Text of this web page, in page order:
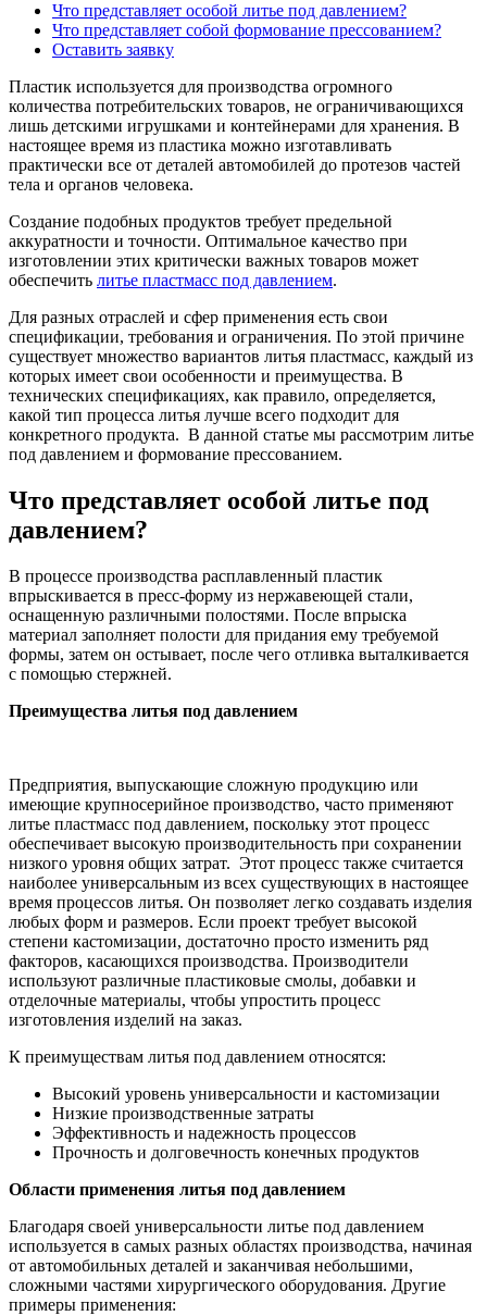
Что представляет особой литье под давлением?
Что представляет собой формование прессованием?
Оставить заявку
Пластик используется для производства огромного
количества потребительских товаров, не ограничивающихся
лишь детскими игрушками и контейнерами для хранения. В
настоящее время из пластика можно изготавливать
практически все от деталей автомобилей до протезов частей
тела и органов человека.
Создание подобных продуктов требует предельной
аккуратности и точности. Оптимальное качество при
изготовлении этих критически важных товаров может
обеспечить литье пластмасс под давлением.
Для разных отраслей и сфер применения есть свои
спецификации, требования и ограничения. По этой причине
существует множество вариантов литья пластмасс, каждый из
которых имеет свои особенности и преимущества. В
технических спецификациях, как правило, определяется,
какой тип процесса литья лучше всего подходит для
конкретного продукта. В данной статье мы рассмотрим литье
под давлением и формование прессованием.
Что представляет особой литье под
давлением?
В процессе производства расплавленный пластик
впрыскивается в пресс-форму из нержавеющей стали,
оснащенную различными полостями. После впрыска
материал заполняет полости для придания ему требуемой
формы, затем он остывает, после чего отливка выталкивается
с помощью стержней.
Преимущества литья под давлением
Предприятия, выпускающие сложную продукцию или
имеющие крупносерийное производство, часто применяют
литье пластмасс под давлением, поскольку этот процесс
обеспечивает высокую производительность при сохранении
низкого уровня общих затрат. Этот процесс также считается
наиболее универсальным из всех существующих в настоящее
время процессов литья. Он позволяет легко создавать изделия
любых форм и размеров. Если проект требует высокой
степени кастомизации, достаточно просто изменить ряд
факторов, касающихся производства. Производители
используют различные пластиковые смолы, добавки и
отделочные материалы, чтобы упростить процесс
изготовления изделий на заказ.
К преимуществам литья под давлением относятся:
Высокий уровень универсальности и кастомизации
Низкие производственные затраты
Эффективность и надежность процессов
Прочность и долговечность конечных продуктов
Области применения литья под давлением
Благодаря своей универсальности литье под давлением
используется в самых разных областях производства, начиная
от автомобильных деталей и заканчивая небольшими,
сложными частями хирургического оборудования. Другие
примеры применения: